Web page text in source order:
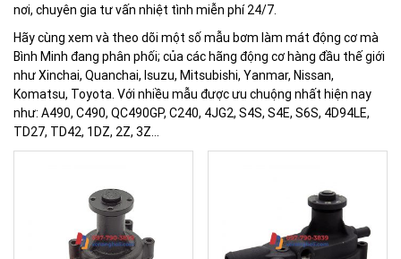
nơi, chuyên gia tư vấn nhiệt tình miễn phí 24/7.
Hãy cùng xem và theo dõi một số mẫu bơm làm mát động cơ mà
Bình Minh đang phân phối; của các hãng động cơ hàng đầu thế giới
như Xinchai, Quanchai, Isuzu, Mitsubishi, Yanmar, Nissan,
Komatsu, Toyota. Với nhiều mẫu được ưu chuộng nhất hiện nay
như: A490, C490, QC490GP, C240, 4JG2, S4S, S4E, S6S, 4D94LE,
TD27, TD42, 1DZ, 2Z, 3Z…